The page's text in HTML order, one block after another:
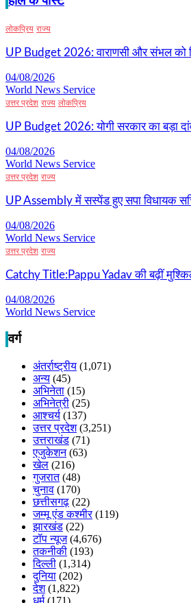
लोकप्रिय राज्य
UP Budget 2026: वाराणसी और संभल को
04/08/2026
World News Service
उत्तर प्रदेश राज्य लोकप्रिय
UP Budget 2026: योगी सरकार का बड़ा
04/08/2026
World News Service
उत्तर प्रदेश राज्य
UP Assembly में सस्पेंड हुए सपा विधायक
04/08/2026
World News Service
उत्तर प्रदेश राज्य
Catchy Title:Pappu Yadav की बढ़ीं
04/08/2026
World News Service
वर्ग
अंतर्राष्ट्रीय (1,071)
अन्य (45)
अभिनेता (15)
अभिनेत्री (25)
आश्चर्य (137)
उत्तर प्रदेश(3,251)
उत्तराखंड (71)
एजुकेशन(63)
खेल (216)
गुजरात(48)
चुनाव (170)
छत्तीसगढ़ (22)
जम्मू एंड कश्मीर(119)
झारखंड (22)
टॉप न्यूज(4,676)
तकनीकी (193)
दिल्ली (1,314)
दुनिया (202)
देश(1,822)
धर्म(171)